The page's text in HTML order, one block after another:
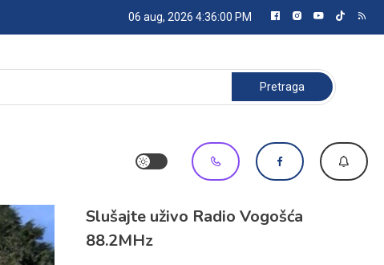
06 aug, 2026 4:36:01 PM
Pretraga:
Slušajte uživo Radio Vogošća
88.2MHz